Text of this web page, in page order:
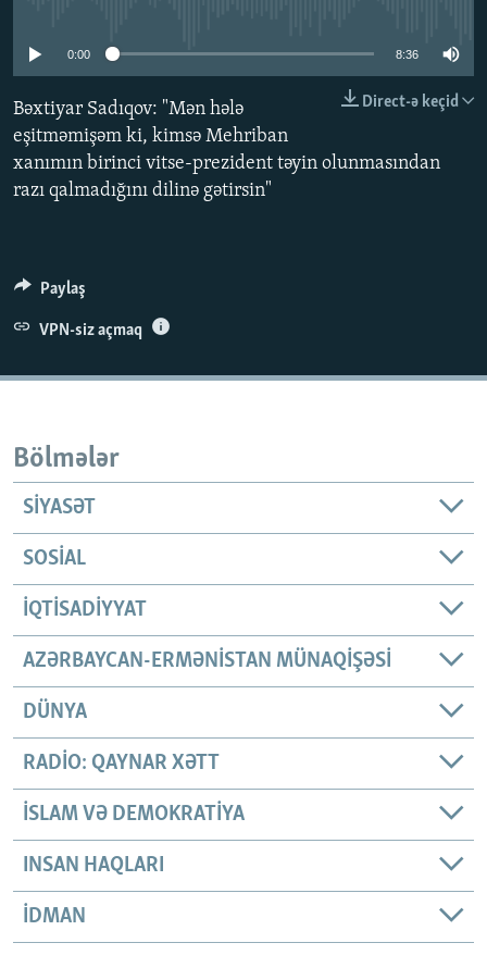
KARIKATURA
İSLAM VƏ DEMOKRATIYA
İZ - MƏDƏNIYYƏT PROQRAMI
PEŞƏ ETIKASI VƏ JURNALISTIKA STANDARTLARIMIZ
MATERIALLARIMIZDAN ISTIFADƏ
AZADLIQRADIOSU MOBIL TELEFONUNUZDA
BIZIMLƏ ƏLAQƏ
BIZI IZLƏ
RFE/RL-in bütün saytları
0:00 8:36
Direct-ə keçid
Bəxtiyar Sadıqov: "Mən hələ
eşitməmişəm ki, kimsə Mehriban
xanımın birinci vitse-prezident təyin olunmasından
razı qalmadığını dilinə gətirsin"
Paylaş
VPN-siz açmaq
Bölmələr
SIYASƏT
SOSIAL
İQTISADIYYAT
AZƏRBAYCAN-ERMƏNISTAN MÜNAQIŞƏSI
DÜNYA
RADIO: QAYNAR XƏTT
İSLAM VƏ DEMOKRATIYA
INSAN HAQLARI
İDMAN